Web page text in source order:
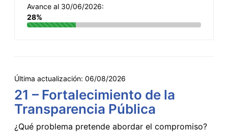
Avance al 30/06/2026:
28%
Última actualización: 06/08/2026
21 – Fortalecimiento de la
Transparencia Pública
¿Qué problema pretende abordar el compromiso?